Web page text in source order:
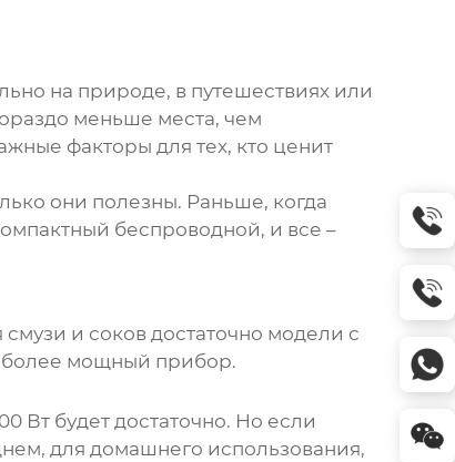
на природе, в путешествиях или
меньше места, чем
факторы для тех, кто ценит
они полезны. Раньше, когда
беспроводной, и все –
смузи и соков достаточно модели с
более мощный прибор.
Вт будет достаточно. Но если
для домашнего использования,